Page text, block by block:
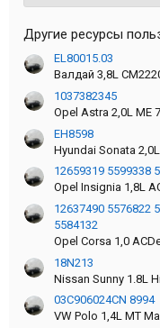
Другие ресурсы
EL80015.03
Валдай 3,8L
1037382345
Opel Astra 2,0L ME
EH8598
Hyundai Sonata
12659319 5599338
Opel Insignia 1,8L
12637490 5576822
5584132
Opel Corsa 1,0
18N213
Nissan Sunny 1.8L
03C906024CN 8994
VW Polo 1,4L MT